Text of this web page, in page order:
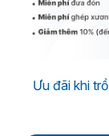
Ưu đãi khi